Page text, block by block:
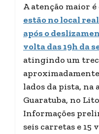
A atenção maior é
estão no local
após o
volta das 19h da
atingindo um
lados da pista, na
Guaratuba, no
Informações
seis carretas e 15